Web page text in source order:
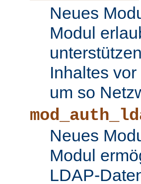
Neues
Modul
Inhaltes
um so
Neues
Modul
LDAP-